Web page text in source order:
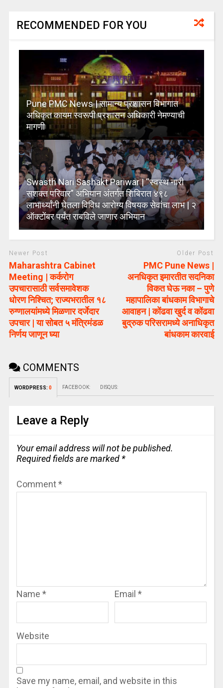
RECOMMENDED FOR YOU
Pune PMC News | सामान्य प्रशासन विभागात
अधिकृत कायम स्वरूपी प्रशासन अधिकारी नेमण्याची
मागणी
Swasth Nari Sashakt Pariwar | “स्वस्थ नारी
सशक्त परिवार” अभियान अंतर्गत शिबिरात ४९८
लाभार्थ्यांनी घेतला विविध आरोग्य विषयक सेवांचा लाभ | २
ऑक्टोंबर पर्यंत राबविले जाणार अभियान
Newer Post
Maharashtra Cabinet
Meeting | कर्करोग
उपचारासाठी सर्वसमावेशक
धोरण निश्चित; राज्यभरातील १८
रुग्णालयांमध्ये मिळणार दर्जेदार
उपचार | या सोबत ५ मंत्रिमंडळ
निर्णय जाणून घ्या
Older Post
PMC Pune News |
अनधिकृत इमारतीत सदनिका
विकत घेऊ नका – पुणे
महापालिका बांधकाम विभागाचे
आवाहन | कोंढवा खुर्द व कोंढवा
बुद्रुक परिसरामध्ये अनाधिकृत
बांधकाम कारवाई
COMMENTS
WORDPRESS: 0 FACEBOOK: DISQUS:
Leave a Reply
Your email address will not be published.
Required fields are marked *
Comment*
Name * Email *
Website
Save my name, email, and website in this